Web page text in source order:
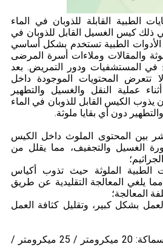
الطبية القابلة للذوبان في الماء
ذلك كيس الغسيل القابل للذوبان في
الطبية تستخدم بشكل أساسي
والمقالات وملاءات أسرة المرضى
في المستشفيات ودور التمريض. بعد
تتعرض المحتويات الموجودة داخل
عملية النقل والغسيل والتطهير
يذوب الكيس القابل للذوبان في الماء
دون أي بقايا ملوثة.
بين المحتوى الملوث داخل الكيس
الغسيل والتجفيف، مما يقلل من
الطبية الملوثة حيث تذوب أكياس
يلغي المعالجة التقليدية عن طريق
المعالجة؛
بشكل كبير، وتقليل كثافة العمل
1. 660 مم × 840 مم (السماكة: 20 ميكرومتر / 25 ميكرومتر /